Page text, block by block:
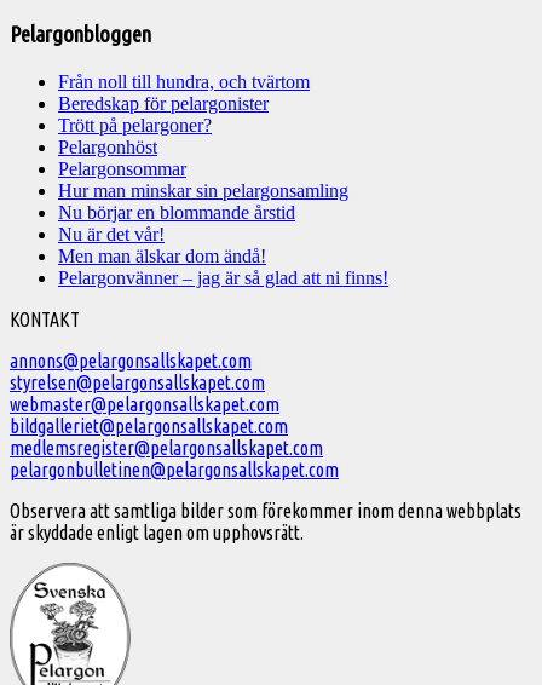
Pelargonbloggen
Från noll till hundra, och tvärtom
Beredskap för pelargonister
Trött på pelargoner?
Pelargonhöst
Pelargonsommar
Hur man minskar sin pelargonsamling
Nu börjar en blommande årstid
Nu är det vår!
Men man älskar dom ändå!
Pelargonvänner – jag är så glad att ni finns!
Välkommen
till
Svenska
Pelargonsällskapet
KONTAKT
annons@pelargonsallskapet.com
styrelsen@pelargonsallskapet.com
webmaster@pelargonsallskapet.com
bildgalleriet@pelargonsallskapet.com
medlemsregister@pelargonsallskapet.com
pelargonbulletinen@pelargonsallskapet.com
Observera att samtliga bilder som förekommer inom denna webbplats
är skyddade enligt lagen om upphovsrätt.